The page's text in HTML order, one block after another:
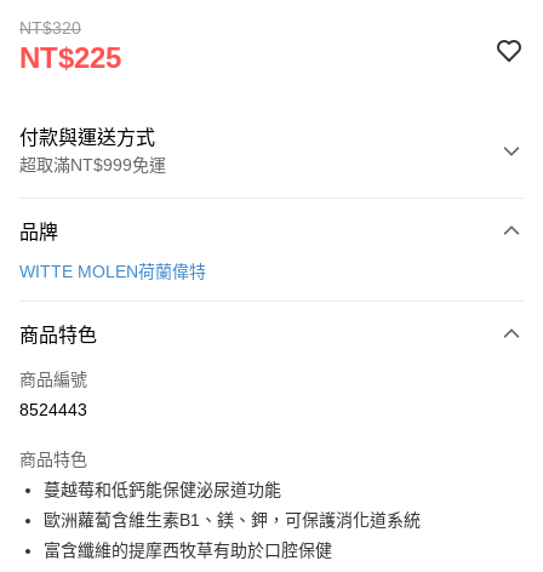
NT$320
NT$225
付款與運送方式
超取滿NT$999免運
信用卡一次付款
3 期 0 利率 每期
合作金庫商業銀行
上海商業儲蓄銀行
臺灣中小企業銀行
匯豐（台灣）商業銀行
聯邦商業銀行
遠東國際商業銀行
元大商業銀行
永豐商業銀行
超商取貨付款
LINE Pay
Apple Pay
街口支付
悠遊付
品牌
WITTE MOLEN荷蘭偉特
商品特色
商品編號
8524443
商品特色
蔓越莓和低鈣能保健泌尿道功能
歐洲蘿蔔含維生素B1、鎂、鉀，可保護消化道系統
富含纖維的提摩西牧草有助於口腔保健